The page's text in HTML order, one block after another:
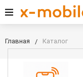
Главная Каталог